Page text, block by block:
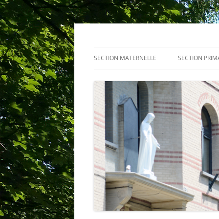
SECTION MATERNELLE
ACTUALITÉ
ÉQUIPE
CENTRE PMS
SERVICES
HORAIRE D’UNE JOURNÉE TYPE
RÈGLEMENT D’ORDRE INTÉRIEUR
SECTION
ACTUALITÉ
ACTIVITEITEN
RÈGLEMENT
RÈGLEMENT
TENUE
ÉQUIPE